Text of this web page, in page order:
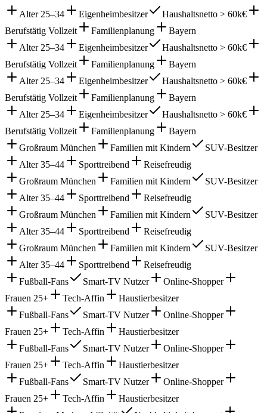
Alter 25–34 Eigenheimbesitzer
Haushaltsnetto > 60k€
Berufstätig Vollzeit
Familienplanung
Bayern
Alter 25–34
Eigenheimbesitzer
Haushaltsnetto > 60k€
Berufstätig Vollzeit
Familienplanung
Bayern
Alter 25–34
Eigenheimbesitzer
Haushaltsnetto > 60k€
Berufstätig Vollzeit
Familienplanung
Bayern
Alter 25–34
Eigenheimbesitzer
Haushaltsnetto > 60k€
Berufstätig Vollzeit
Familienplanung
Bayern
Großraum München
Familien mit Kindern
SUV-Besitzer
Alter 35–44
Sporttreibend
Reisefreudig
Großraum München
Familien mit Kindern
SUV-Besitzer
Alter 35–44
Sporttreibend
Reisefreudig
Großraum München
Familien mit Kindern
SUV-Besitzer
Alter 35–44
Sporttreibend
Reisefreudig
Großraum München
Familien mit Kindern
SUV-Besitzer
Alter 35–44
Sporttreibend
Reisefreudig
Fußball-Fans
Smart-TV Nutzer
Online-Shopper
Frauen 25+
Tech-Affin
Haustierbesitzer
Fußball-Fans
Smart-TV Nutzer
Online-Shopper
Frauen 25+
Tech-Affin
Haustierbesitzer
Fußball-Fans
Smart-TV Nutzer
Online-Shopper
Frauen 25+
Tech-Affin
Haustierbesitzer
Fußball-Fans
Smart-TV Nutzer
Online-Shopper
Frauen 25+
Tech-Affin
Haustierbesitzer